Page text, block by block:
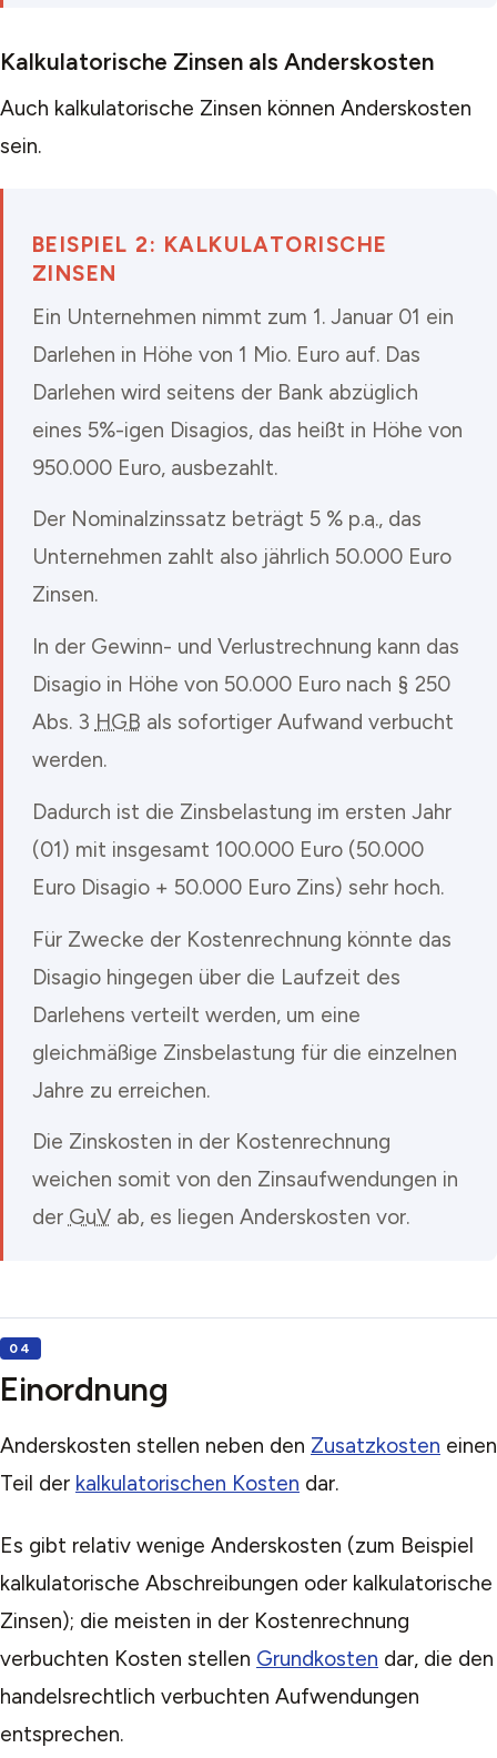
Kalkulatorische Zinsen als Anderskosten
Auch kalkulatorische Zinsen können Anderskosten
sein.
BEISPIEL 2: KALKULATORISCHE
ZINSEN
Ein Unternehmen nimmt zum 1. Januar 01 ein
Darlehen in Höhe von 1 Mio. Euro auf. Das
Darlehen wird seitens der Bank abzüglich
eines 5%-igen Disagios, das heißt in Höhe von
950.000 Euro, ausbezahlt.
Der Nominalzinssatz beträgt 5 % p.a., das
Unternehmen zahlt also jährlich 50.000 Euro
Zinsen.
In der Gewinn- und Verlustrechnung kann das
Disagio in Höhe von 50.000 Euro nach § 250
Abs. 3 HGB als sofortiger Aufwand verbucht
werden.
Dadurch ist die Zinsbelastung im ersten Jahr
(01) mit insgesamt 100.000 Euro (50.000
Euro Disagio + 50.000 Euro Zins) sehr hoch.
Für Zwecke der Kostenrechnung könnte das
Disagio hingegen über die Laufzeit des
Darlehens verteilt werden, um eine
gleichmäßige Zinsbelastung für die einzelnen
Jahre zu erreichen.
Die Zinskosten in der Kostenrechnung
weichen somit von den Zinsaufwendungen in
der GuVab, es liegen Anderskosten vor.
Einordnung
Anderskosten stellen neben den Zusatzkosten einen
Teil der kalkulatorischen Kosten dar.
Es gibt relativ wenige Anderskosten (zum Beispiel
kalkulatorische Abschreibungen oder kalkulatorische
Zinsen); die meisten in der Kostenrechnung
verbuchten Kosten stellen Grundkosten dar, die den
handelsrechtlich verbuchten Aufwendungen
entsprechen.